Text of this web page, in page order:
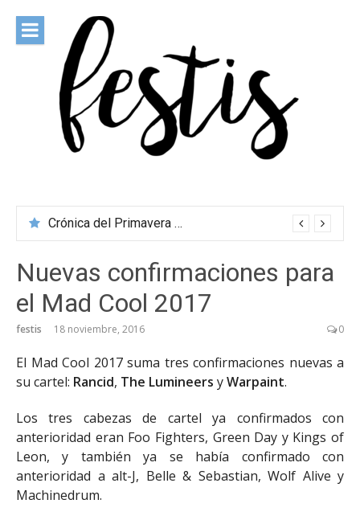
contenido
Crónica del Primavera Sound Porto 2026
Nuevas confirmaciones para
el Mad Cool 2017
festis 18 noviembre, 2016 0
El Mad Cool 2017 suma tres confirmaciones nuevas a
su cartel: Rancid, The Lumineers yWarpaint.
Los tres cabezas de cartel ya confirmados con
anterioridad eran Foo Fighters, Green Day y Kings of
Leon, y también ya se había confirmado con
anterioridad a alt-J, Belle & Sebastian, Wolf Alive y
Machinedrum.